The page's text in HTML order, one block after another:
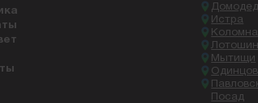
Истра
Коломна
Мытищи
Посад